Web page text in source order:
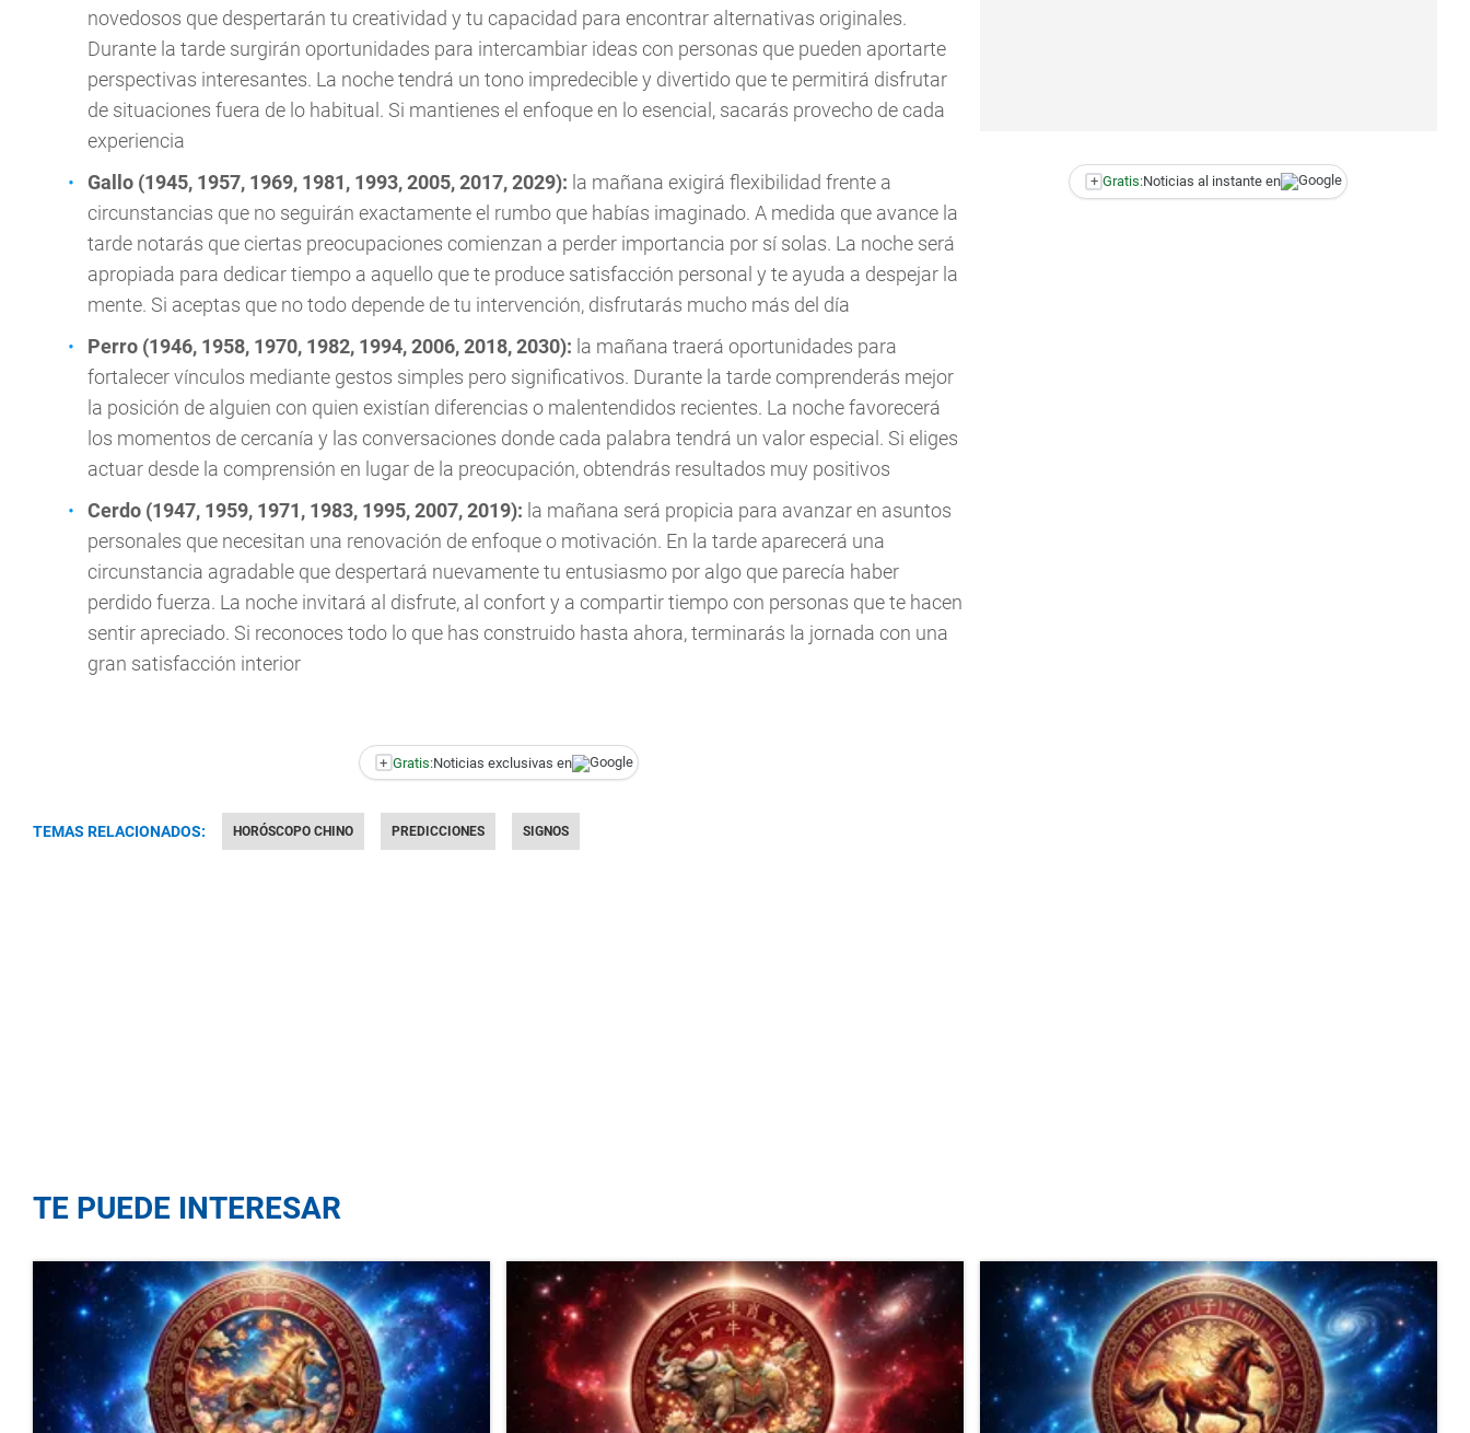
novedosos que despertarán tu creatividad y tu capacidad para encontrar alternativas originales.
Durante la tarde surgirán oportunidades para intercambiar ideas con personas que pueden aportarte
perspectivas interesantes. La noche tendrá un tono impredecible y divertido que te permitirá disfrutar
de situaciones fuera de lo habitual. Si mantienes el enfoque en lo esencial, sacarás provecho de cada
experiencia
Gallo (1945, 1957, 1969, 1981, 1993, 2005, 2017, 2029): la mañana exigirá flexibilidad frente a
circunstancias que no seguirán exactamente el rumbo que habías imaginado. A medida que avance la
tarde notarás que ciertas preocupaciones comienzan a perder importancia por sí solas. La noche será
apropiada para dedicar tiempo a aquello que te produce satisfacción personal y te ayuda a despejar la
mente. Si aceptas que no todo depende de tu intervención, disfrutarás mucho más del día
Perro (1946, 1958, 1970, 1982, 1994, 2006, 2018, 2030): la mañana traerá oportunidades para
fortalecer vínculos mediante gestos simples pero significativos. Durante la tarde comprenderás mejor
la posición de alguien con quien existían diferencias o malentendidos recientes. La noche favorecerá
los momentos de cercanía y las conversaciones donde cada palabra tendrá un valor especial. Si eliges
actuar desde la comprensión en lugar de la preocupación, obtendrás resultados muy positivos
Cerdo (1947, 1959, 1971, 1983, 1995, 2007, 2019): la mañana será propicia para avanzar en asuntos
personales que necesitan una renovación de enfoque o motivación. En la tarde aparecerá una
circunstancia agradable que despertará nuevamente tu entusiasmo por algo que parecía haber
perdido fuerza. La noche invitará al disfrute, al confort y a compartir tiempo con personas que te hacen
sentir apreciado. Si reconoces todo lo que has construido hasta ahora, terminarás la jornada con una
gran satisfacción interior
+ Gratis:Noticias exclusivas en
TEMAS RELACIONADOS: HORÓSCOPO CHINO PREDICCIONES SIGNOS
+ Gratis:Noticias al instante en
TE PUEDE INTERESAR